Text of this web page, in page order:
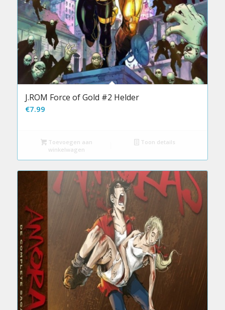
J.ROM Force of Gold #2 Helder
€7.99
Toevoegen aan
winkelwagen
Toon details